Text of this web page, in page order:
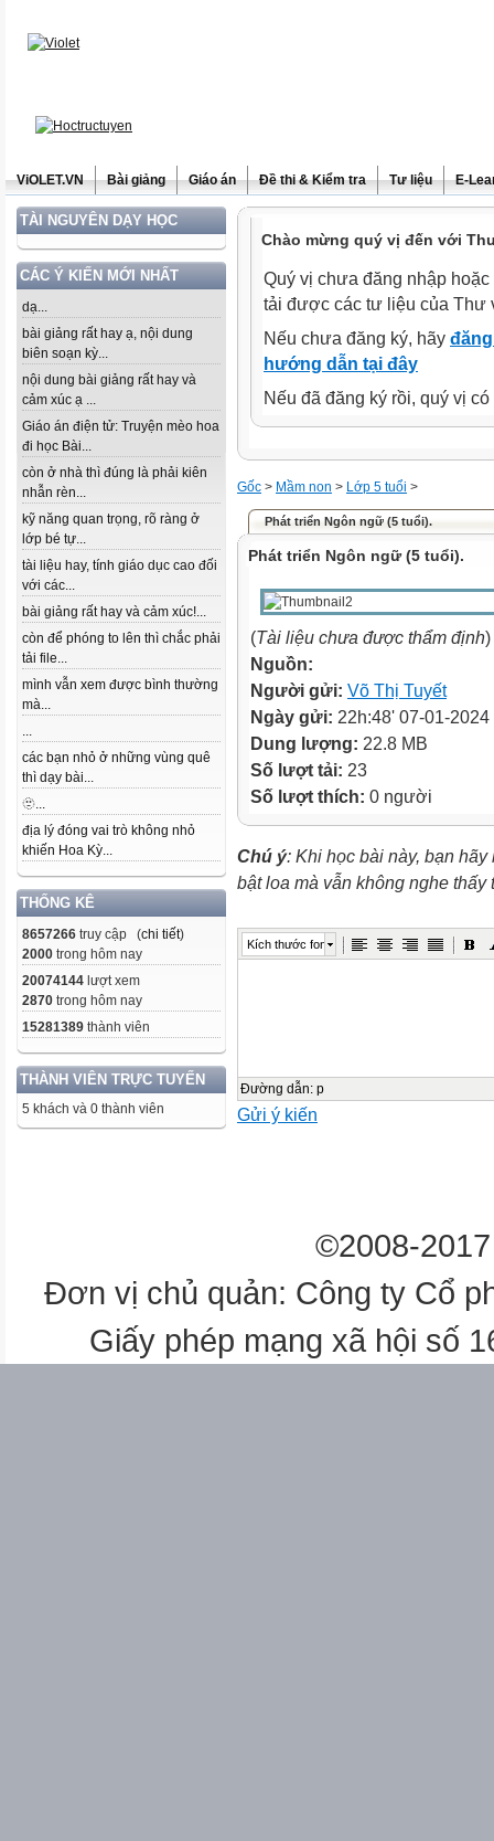
ViOLET.VN Bài giảng Giáo án Đề thi & Kiểm tra Tư liệu E-
TÀI NGUYÊN DẠY HỌC
CÁC Ý KIẾN MỚI NHẤT
dạ...
bài giảng rất hay ạ, nội dung
biên soạn kỳ...
nội dung bài giảng rất hay và
cảm xúc ạ ...
Giáo án điện tử: Truyện mèo hoa
đi học Bài...
còn ở nhà thì đúng là phải kiên
nhẫn rèn...
kỹ năng quan trọng, rõ ràng ở
lớp bé tự...
tài liệu hay, tính giáo dục cao đối
với các...
bài giảng rất hay và cảm xúc!...
còn để phóng to lên thì chắc phải
tải file...
mình vẫn xem được bình thường
mà...
...
các bạn nhỏ ở những vùng quê
thì dạy bài...
🫥...
địa lý đóng vai trò không nhỏ
khiến Hoa Kỳ...
THỐNG KÊ
8657266 truy cập (chi tiết)
2000 trong hôm nay
20074144 lượt xem
2870 trong hôm nay
15281389 thành viên
THÀNH VIÊN TRỰC TUYẾN
5 khách và 0 thành viên
Chào mừng quý vị đến với
Quý vị chưa đăng nhập
tải được các tư liệu của Thư
Nếu chưa đăng ký, hãy
hướng dẫn tại đây
Nếu đã đăng ký rồi, quý vị
Gốc > Mầm non > Lớp 5 tuổi >
Phát triển Ngôn ngữ (5 tuổi).
Phát triển Ngôn ngữ (5 tuổi).
(Tài liệu chưa được thẩm định)
Nguồn:
Người gửi: Võ Thị Tuyết
Ngày gửi: 22h:48' 07-01-2024
Dung lượng: 22.8 MB
Số lượt tải: 23
Số lượt thích: 0 người
Chú ý: Khi học bài này, bạn
bật loa mà vẫn không nghe
Kích thước font
Đường dẫn: p
Gửi ý kiến
©2008-
Đơn vị chủ quản: Công ty Cổ
Giấy phép mạng xã hội số